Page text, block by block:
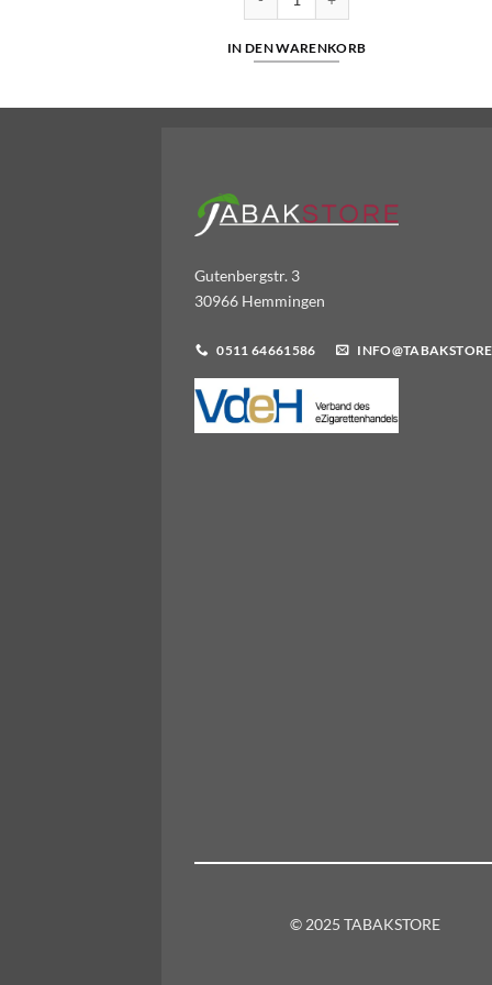
IN DEN WARENKORB
Gutenbergstr. 3
30966 Hemmingen
0511 64661586
© 2025 TABAKSTORE